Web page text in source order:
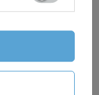
danych
o